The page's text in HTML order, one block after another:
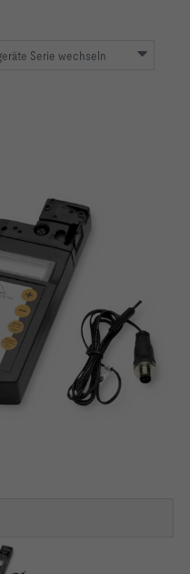
Serie wechseln